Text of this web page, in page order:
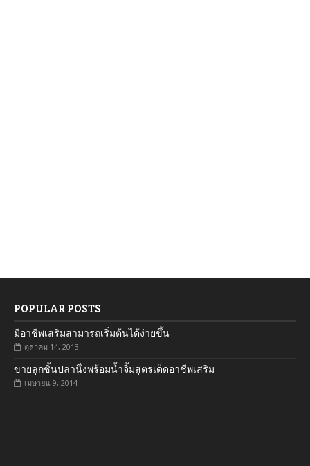
POPULAR POSTS
มีอาชีพเสริมสามารถเริ่มต้นได้ง่ายขึ้น
ตุลาคม 14, 2013
ขายลูกชิ้นปลานึ่งพร้อมน้ำจิ้มสูตรเด็ดอาชีพเสริม
เมษายน 9, 2014